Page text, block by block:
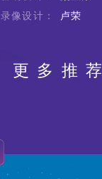
录像设计：
卢荣
更多推荐